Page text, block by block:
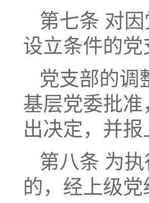
第七条 对
设立条件的
党支部的调
基层党委批
出决定，并
第八条 为
的，经上级